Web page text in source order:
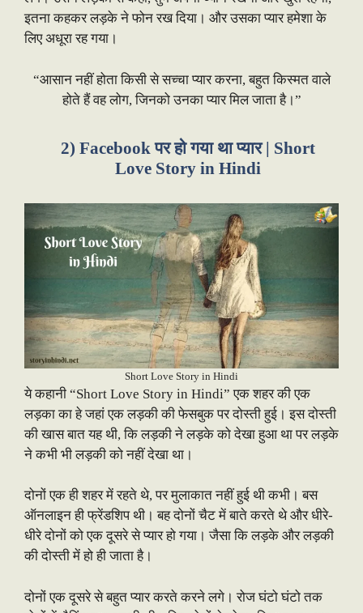
इतना कहकर लड़के ने फोन रख दिया। और उसका प्यार हमेशा के
लिए अधूरा रह गया।
“आसान नहीं होता किसी से सच्चा प्यार करना, बहुत किस्मत वाले
होते हैं वह लोग, जिनको उनका प्यार मिल जाता है।”
2) Facebook पर हो गया था प्यार | Short
Love Story in Hindi
Short Love Story in Hindi
ये कहानी “Short Love Story in Hindi” एक शहर की एक
लड़का का हे जहां एक लड़की की फेसबुक पर दोस्ती हुई। इस दोस्ती
की खास बात यह थी, कि लड़की ने लड़के को देखा हुआ था पर लड़के
ने कभी भी लड़की को नहीं देखा था।
दोनों एक ही शहर में रहते थे, पर मुलाकात नहीं हुई थी कभी। बस
ऑनलाइन ही फ्रेंडशिप थी। बह दोनों चैट में बाते करते थे और धीरे-
धीरे दोनों को एक दूसरे से प्यार हो गया। जैसा कि लड़के और लड़की
की दोस्ती में हो ही जाता है।
दोनों एक दूसरे से बहुत प्यार करते करने लगे। रोज घंटो घंटो तक